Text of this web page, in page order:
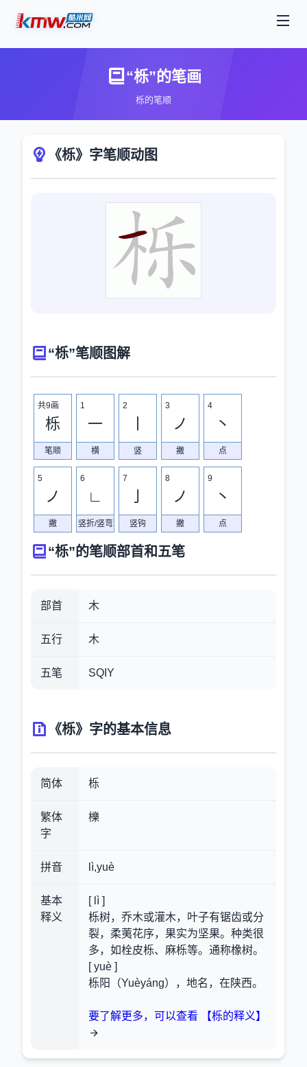
“栎”的笔画
栎的笔顺
《栎》字笔顺动图
“栎”笔顺图解
共9画
栎
笔顺
1
一
横
2
竖
3
ノ
撇
4
丶
点
5
ノ
撇
6
∟
竖折/竖弯
7
竖钩
8
ノ
撇
9
丶
点
“栎”的笔顺部首和五笔
部首 木
五行 木
五笔 SQIY
《栎》字的基本信息
简体 栎
繁体
字
櫟
拼音 lì,yuè
基本
释义
[ lì ]
栎树，乔木或灌木，叶子有锯齿或分
裂，柔荑花序，果实为坚果。种类很
多，如栓皮栎、麻栎等。通称橡树。
[ yuè ]
栎阳（Yuèyáng），地名，在陕西。
要了解更多，可以查看 【栎的释义】